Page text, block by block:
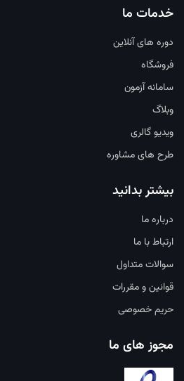
خدمات ما
دوره های آنلاین
فروشگاه
سامانه آزمون
وبلاگ
ویدیو گالری
طرح های مشاوره
بیشتر بدانید
درباره ما
ارتباط با ما
سوالات متداول
قوانین و مقررات
حریم خصوصی
مجوز های ما